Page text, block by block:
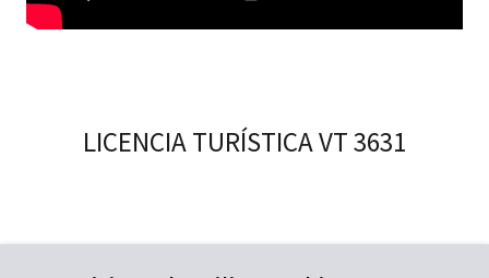
LICENCIA TURÍSTICA VT 3631